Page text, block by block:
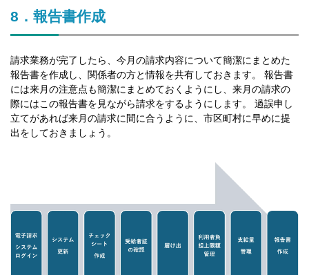
8．報告書作成
請求業務が完了したら、今月の請求内容について簡潔にまとめた
報告書を作成し、関係者の方と情報を共有しておきます。 報告書
には来月の注意点も簡潔にまとめておくようにし、来月の請求の
際にはこの報告書を見ながら請求をするようにします。 過誤申し
立てがあれば来月の請求に間に合うように、市区町村に早めに提
出をしておきましょう。